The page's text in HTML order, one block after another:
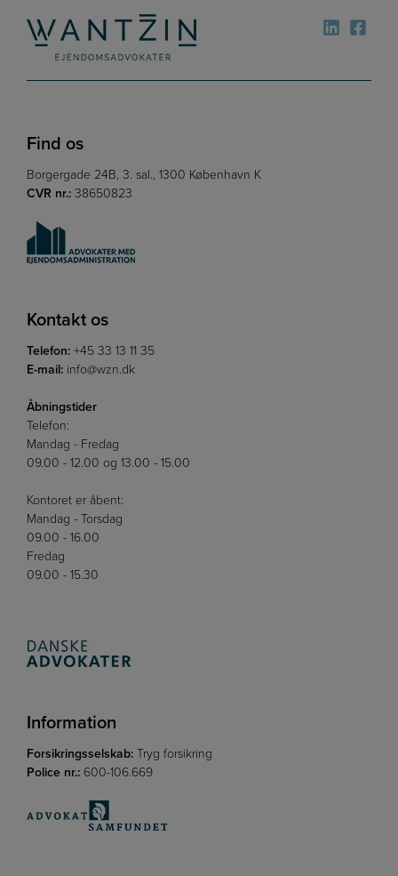
Find os
Borgergade 24B, 3. sal., 1300 København K
CVR nr.:38650823
Kontakt os
Telefon:+45 33 13 11 35
E-mail: info@wzn.dk
Åbningstider
Telefon:
Mandag - Fredag
09.00 - 12.00 og 13.00 - 15.00
Kontoret er åbent:
Mandag - Torsdag
09.00 - 16.00
Fredag
09.00 - 15.30
Information
Forsikringsselskab:Tryg forsikring
Police nr.: 600-106.669